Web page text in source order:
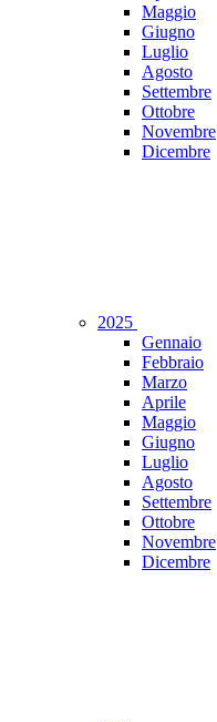
Maggio
Giugno
Luglio
Agosto
Settembre
Ottobre
Novembre
Dicembre
2025
Gennaio
Febbraio
Marzo
Aprile
Maggio
Giugno
Luglio
Agosto
Settembre
Ottobre
Novembre
Dicembre